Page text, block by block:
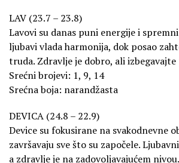
LAV (23.7 – 23.8)
Lavovi su danas puni energije i
ljubavi vlada harmonija, dok posao
truda. Zdravlje je dobro, ali
Srećni brojevi: 1, 9, 14
Srećna boja: narandžasta
DEVICA (24.8 – 22.9)
Device su fokusirane na svakodnevne
završavaju sve što su započele.
a zdravlje je na zadovoljavajućem nivou.